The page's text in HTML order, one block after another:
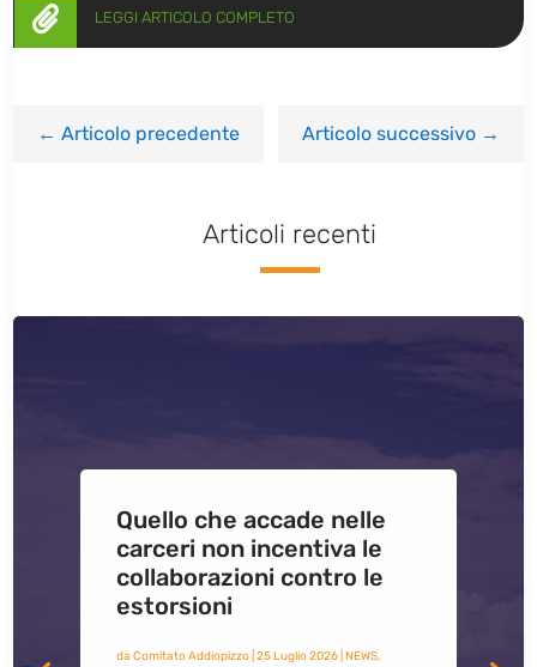
 LEGGI ARTICOLO COMPLETO
←Articolo precedente Articolo successivo→
Articoli recenti
Quello che accade nelle
carceri non incentiva le
collaborazioni contro le
estorsioni
da Comitato Addiopizzo| 25 Luglio 2026| NEWS,